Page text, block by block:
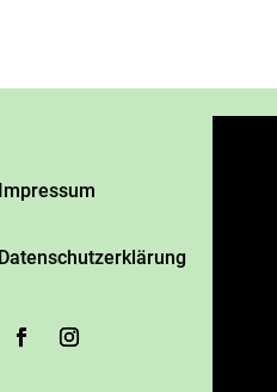
Impressum
Datenschutzerklärung